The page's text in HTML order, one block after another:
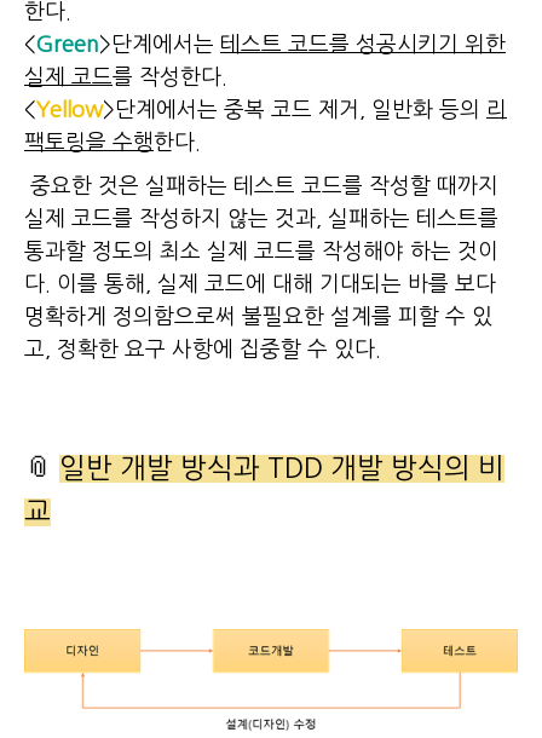
한다.
<Green>단계에서는 테스트 코드를 성공시키기 위한
실제 코드를 작성한다.
<Yellow>단계에서는 중복 코드 제거, 일반화 등의
리
팩토링을 수행한다.
중요한 것은 실패하는 테스트 코드를 작성할 때까지
실제 코드를 작성하지 않는 것과, 실패하는 테스트를
통과할 정도의 최소 실제 코드를 작성해야 하는 것이
다. 이를 통해, 실제 코드에 대해 기대되는 바를 보다
명확하게 정의함으로써 불필요한 설계를 피할 수 있
고, 정확한 요구 사항에 집중할 수 있다.
📎 일반 개발 방식과 TDD 개발 방식의 비
교